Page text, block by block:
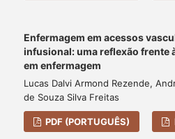
Enfermagem em acessos
infusional: uma reflexão frente
em enfermagem
Lucas Dalvi Armond Rezende,
de Souza Silva Freitas
PDF (PORTUGUÊS)